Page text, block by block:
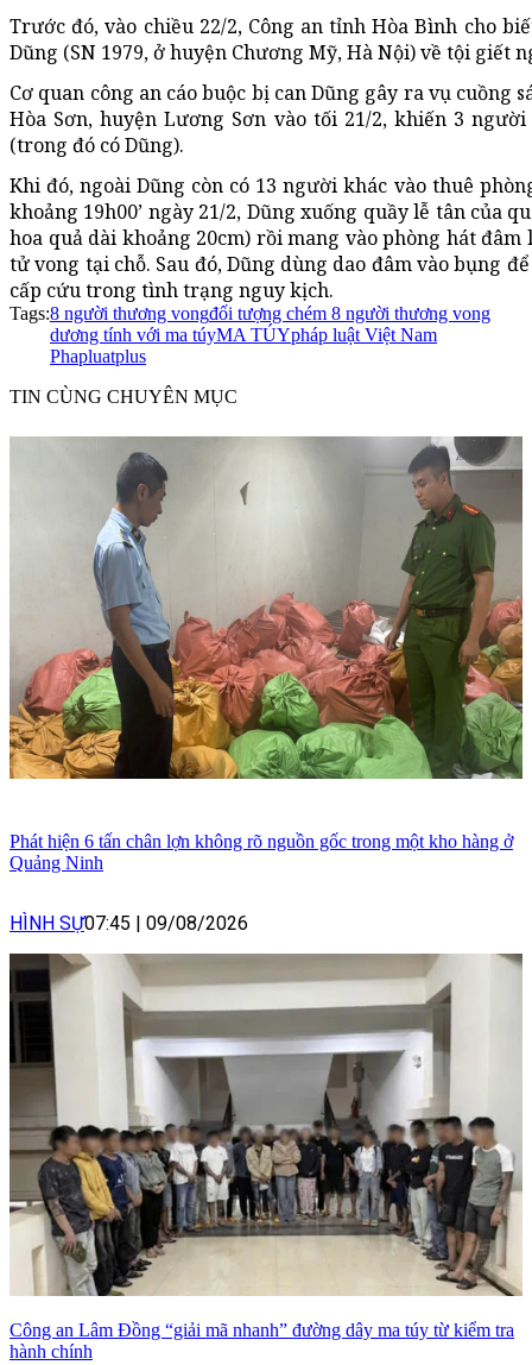
Trước đó, vào chiều 22/2, Công an tỉnh Hòa Bình cho
Dũng (SN 1979, ở huyện Chương Mỹ, Hà Nội) về tội giết
Cơ quan công an cáo buộc bị can Dũng gây ra vụ
Hòa Sơn, huyện Lương Sơn vào tối 21/2, khiến 3
(trong đó có Dũng).
Khi đó, ngoài Dũng còn có 13 người khác vào thuê
khoảng 19h00’ ngày 21/2, Dũng xuống quầy lễ tân của
hoa quả dài khoảng 20cm) rồi mang vào phòng hát
tử vong tại chỗ. Sau đó, Dũng dùng dao đâm vào bụng
cấp cứu trong tình trạng nguy kịch.
Tags:8 người thương vongđối tượng chém 8 người thương vong
dương tính với ma túyMA TÚYpháp luật Việt Nam
Phapluatplus
TIN CÙNG CHUYÊN MỤC
Phát hiện 6 tấn chân lợn không rõ nguồn gốc trong một kho hàng ở
Quảng Ninh
HÌNH SỰ07:45 | 09/08/2026
Công an Lâm Đồng “giải mã nhanh” đường dây ma túy từ kiểm tra
hành chính